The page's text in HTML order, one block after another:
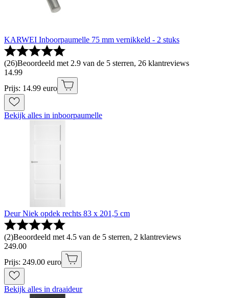
KARWEI Inboorpaumelle 75 mm vernikkeld - 2 stuks
(26)Beoordeeld met 2.9 van de 5 sterren, 26 klantreviews
14.99
Prijs: 14.99 euro
Bekijk alles in inboorpaumelle
Deur Niek opdek rechts 83 x 201,5 cm
(2)Beoordeeld met 4.5 van de 5 sterren, 2 klantreviews
249.00
Prijs: 249.00 euro
Bekijk alles in draaideur